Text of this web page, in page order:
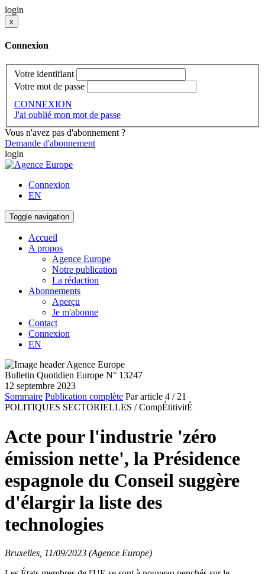
login
x
Connexion
Votre identifiant
Votre mot de passe
CONNEXION
J'ai oublié mon mot de passe
Vous n'avez pas d'abonnement ?
Demande d'abonnement
login
Connexion
EN
Toggle navigation
Accueil
A propos
Agence Europe
Notre publication
La rédaction
Abonnements
Aperçu
Je m'abonne
Contact
Connexion
EN
Bulletin Quotidien Europe N° 13247
12 septembre 2023
Sommaire Publication complète Par article 4 / 21
POLITIQUES SECTORIELLES / CompÉtitivitÉ
Acte pour l'industrie 'zéro
émission nette', la Présidence
espagnole du Conseil suggère
d'élargir la liste des
technologies
Bruxelles, 11/09/2023 (Agence Europe)